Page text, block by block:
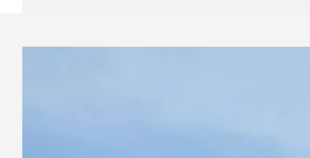
Почетна